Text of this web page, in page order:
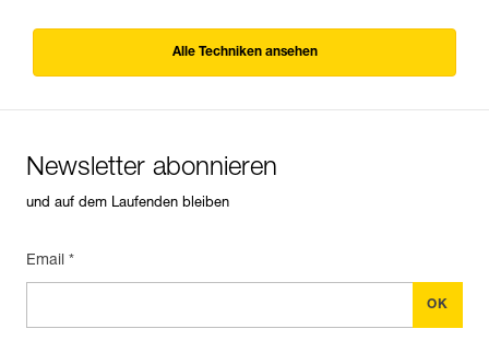
Alle Techniken ansehen
Newsletter abonnieren
und auf dem Laufenden bleiben
Email *